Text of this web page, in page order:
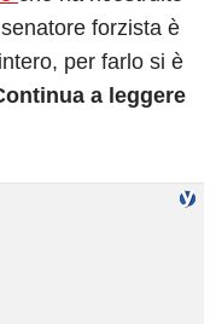
forzista è
per farlo si è
a leggere